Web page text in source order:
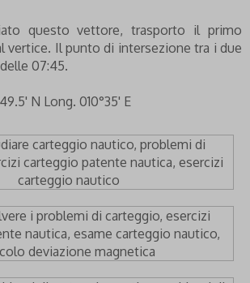
questo vettore, trasporto il primo
vertice. Il punto di intersezione tra i due
delle 07:45.
N Long. 010°35' E